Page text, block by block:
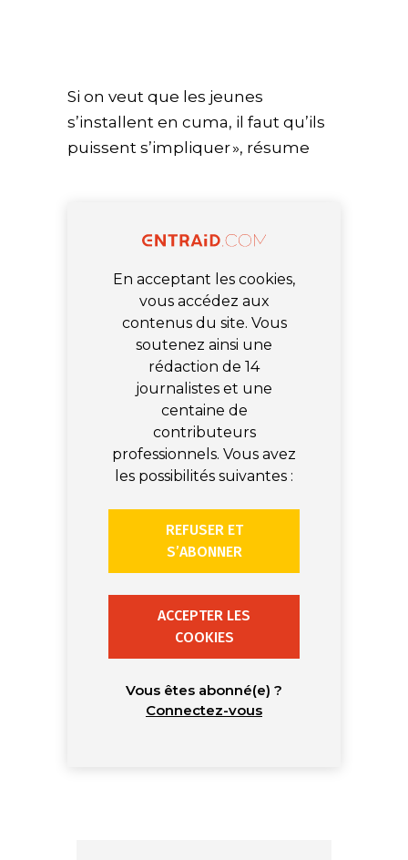
Si on veut que les jeunes
s’installent en cuma, il faut qu’ils
puissent s’impliquer », résume
En acceptant les cookies,
vous accédez aux
contenus du site. Vous
soutenez ainsi une
rédaction de 14
journalistes et une
centaine de
contributeurs
professionnels. Vous avez
les possibilités suivantes :
REFUSER ET
S’ABONNER
ACCEPTER LES
COOKIES
Vous êtes abonné(e) ?
Connectez-vous